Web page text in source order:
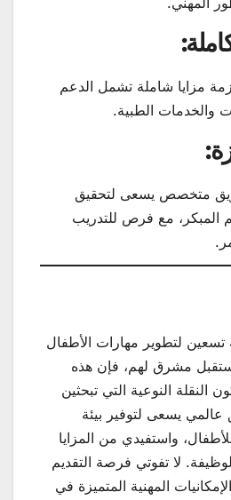
مزايا شاملة تشمل الدعم
والخدمات الطبية.
متخصص يسعى لتحقيق
المبكر، مع فرص للتدريب
لتطوير مهارات الأطفال
مشرق لهم، فإن هذه
النقلة النوعية التي تبحثين
يسعى لتوفير بيئة
واستفيدي من المزايا
لا تفوتي فرصة التقديم
المهنية المتميزة في